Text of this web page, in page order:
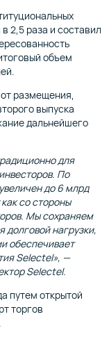
2,5 раза и составил
объем
размещения,
выпуска
дальнейшего
для
По
до 6 млрд
со стороны
Мы сохраняем
нагрузки,
обеспечивает
Selectel», —
Selectel.
путем открытой
торгов